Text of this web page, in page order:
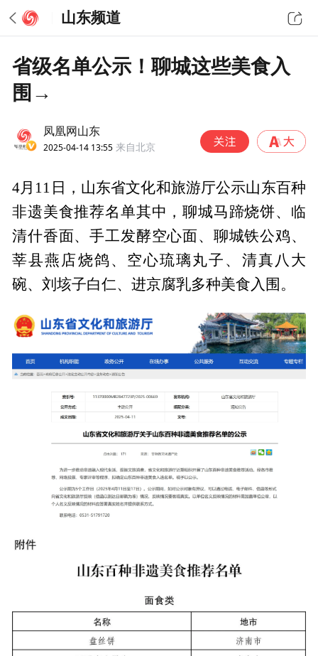
山东频道
省级名单公示！聊城这些美食入
围→
凤凰网山东
2025-04-14 13:55 来自北京
4月11日，山东省文化和旅游厅公示山东百种
非遗美食推荐名单其中，聊城马蹄烧饼、临
清什香面、手工发酵空心面、聊城铁公鸡、
莘县燕店烧鸽、空心琉璃丸子、清真八大
碗、刘垓子白仁、进京腐乳多种美食入围。